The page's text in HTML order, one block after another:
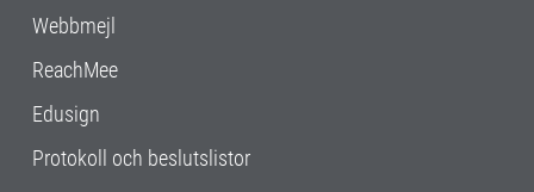
Webbmejl
ReachMee
Edusign
Protokoll och beslutslistor